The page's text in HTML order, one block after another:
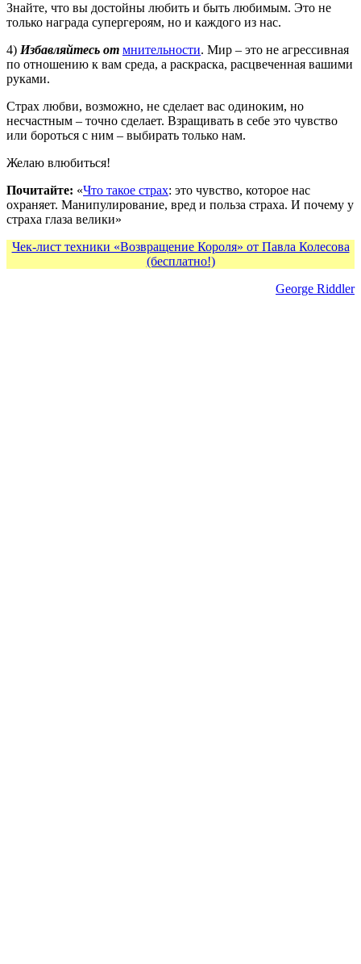
Знайте, что вы достойны любить и быть любимым. Это не
только награда супергероям, но и каждого из нас.
4) Избавляйтесь от мнительности. Мир – это не агрессивная
по отношению к вам среда, а раскраска, расцвеченная вашими
руками.
Страх любви, возможно, не сделает вас одиноким, но
несчастным – точно сделает. Взращивать в себе это чувство
или бороться с ним – выбирать только нам.
Желаю влюбиться!
Почитайте: «Что такое страх: это чувство, которое нас
охраняет. Манипулирование, вред и польза страха. И почему у
страха глаза велики»
Чек-лист техники «Возвращение Короля» от Павла Колесова
(бесплатно!)
George Riddler